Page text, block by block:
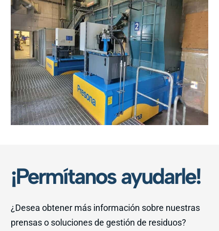
¡Permítanos ayudarle!
¿Desea obtener más información sobre nuestras
prensas o soluciones de gestión de residuos?